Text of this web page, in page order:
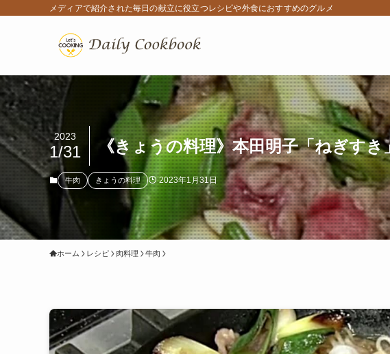
メディアで紹介された毎日の献立に役立つレシピや外食におすすめのグルメ
《きょうの料理》本田明子「ねぎす
2023
1/31
牛肉 きょうの料理 2023年1月31日
ホーム レシピ 肉料理 牛肉